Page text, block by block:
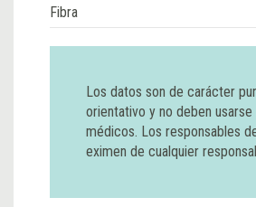
Fibra
Los datos son de carácter
orientativo y no deben
médicos. Los responsables
eximen de cualquier